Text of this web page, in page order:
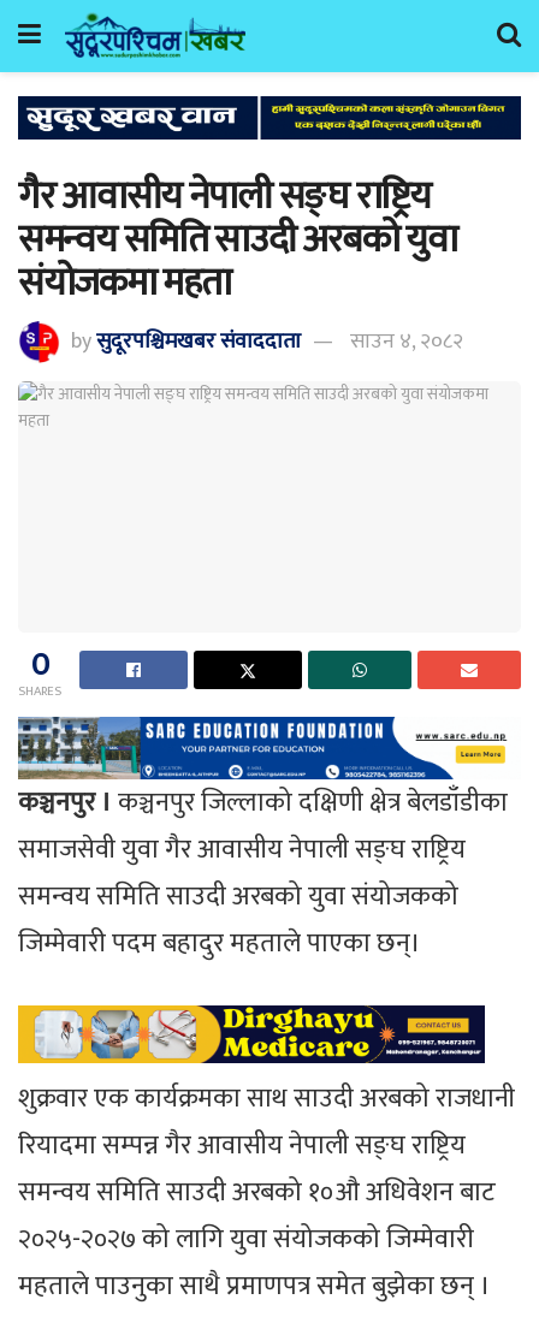
गैर आवासीय नेपाली सङ्घ राष्ट्रिय
समन्वय समिति साउदी अरबको युवा
संयोजकमा महता
byसुदूरपश्चिमखबर संंवाददाता साउन ४, २०८२
0
SHARES
कञ्चनपुर । कञ्चनपुर जिल्लाको दक्षिणी क्षेत्र बेलडाँडीका
समाजसेवी युवा गैर आवासीय नेपाली सङ्घ राष्ट्रिय
समन्वय समिति साउदी अरबको युवा संयोजकको
जिम्मेवारी पदम बहादुर महताले पाएका छन्।
शुक्रवार एक कार्यक्रमका साथ साउदी अरबको राजधानी
रियादमा सम्पन्न गैर आवासीय नेपाली सङ्घ राष्ट्रिय
समन्वय समिति साउदी अरबको १०औ अधिवेशन बाट
२०२५-२०२७ को लागि युवा संयोजकको जिम्मेवारी
महताले पाउनुका साथै प्रमाणपत्र समेत बुझेका छन् ।